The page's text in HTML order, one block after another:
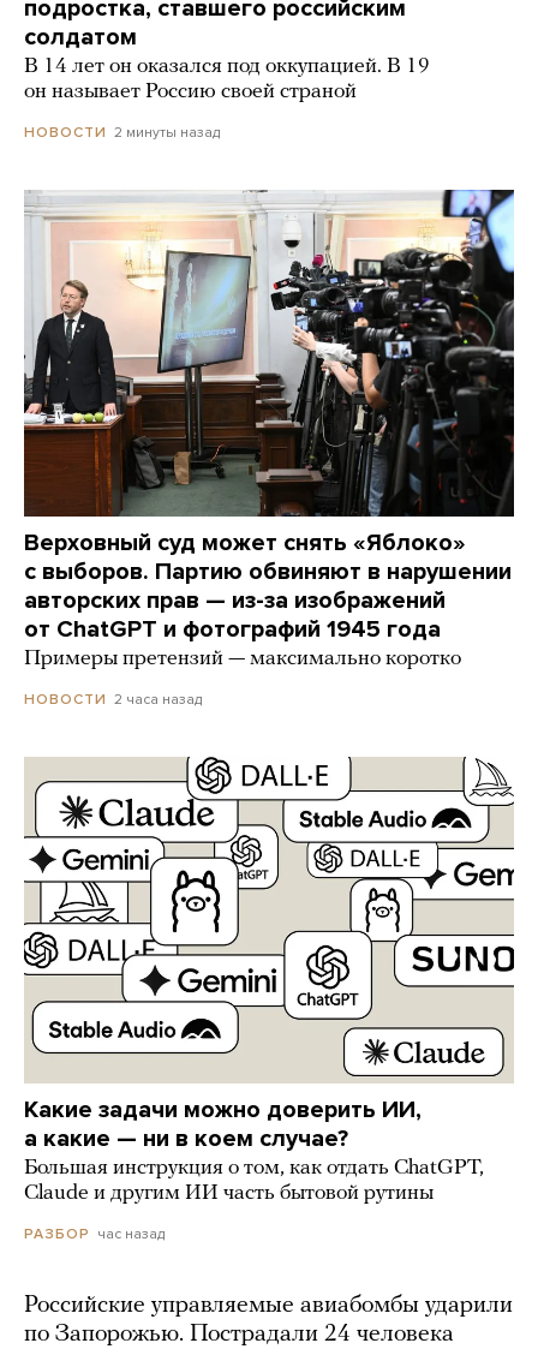
подростка, ставшего российским
солдатом
В 14 лет он оказался под оккупацией. В 19
он называет Россию своей страной
НОВОСТИ 2 минуты назад
Верховный суд может снять «Яблоко»
с выборов. Партию обвиняют в нарушении
авторских прав — из-за изображений
от ChatGPT и фотографий 1945 года
Примеры претензий — максимально коротко
НОВОСТИ 2 часа назад
Какие задачи можно доверить ИИ,
а какие — ни в коем случае?
Большая инструкция о том, как отдать ChatGPT,
Claude и другим ИИ часть бытовой рутины
РАЗБОР час назад
Российские управляемые авиабомбы ударили
по Запорожью. Пострадали 24 человека